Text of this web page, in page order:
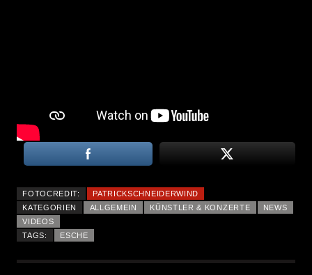
FOTOCREDIT:
PATRICKSCHNEIDERWIND
KATEGORIEN
ALLGEMEIN KÜNSTLER & KONZERTE
NEWS
VIDEOS
TAGS:
ESCHE